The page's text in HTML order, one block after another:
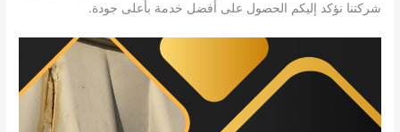
شركتنا نؤكد إليكم الحصول على أفضل خدمة بأعلى جودة.